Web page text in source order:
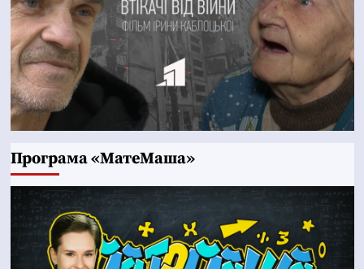
Програма «МатеМаша»